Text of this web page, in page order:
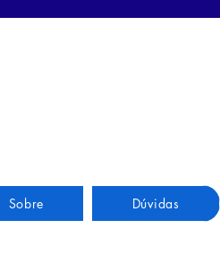
Sobre Dúvidas